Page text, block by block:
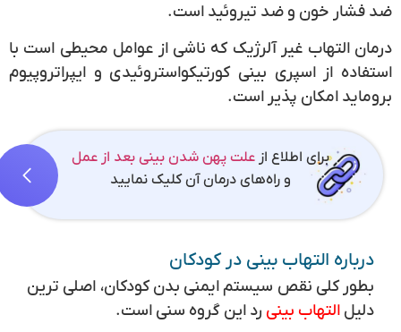
ضد فشار خون و ضد تیروئید است.
درمان التهاب غیر آلرژیک که ناشی از عوامل محیطی است با
استفاده از اسپری بینی کورتیکواستروئیدی و ایپراتروپیوم
بروماید امکان پذیر است.
برای اطلاع از علت پهن شدن بینی بعد از عمل
و راه‌های درمان آن کلیک نمایید
درباره التهاب بینی در کودکان
بطور کلی نقص سیستم ایمنی بدن کودکان، اصلی ترین
دلیل التهاب بینیرد این گروه سنی است.